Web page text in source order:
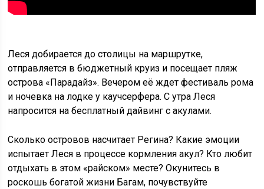
Леся добирается до столицы на маршрутке,
отправляется в бюджетный круиз и посещает пляж
острова «Парадайз». Вечером её ждет фестиваль рома
и ночевка на лодке у каучсерфера. С утра Леся
напросится на бесплатный дайвинг с акулами.
Сколько островов насчитает Регина? Какие эмоции
испытает Леся в процессе кормления акул? Кто любит
отдыхать в этом «райском» месте? Окунитесь в
роскошь богатой жизни Багам, почувствуйте